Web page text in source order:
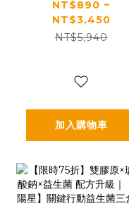
生菌 配方升級｜
【太陽星】關鍵行
動益生菌(2.5g*30
NT$890 ~
NT$3,450
NT$5,940
加入購物車